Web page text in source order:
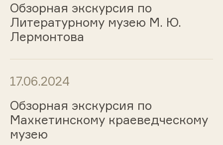
Обзорная экскурсия по
Литературному музею М. Ю.
Лермонтова
17.06.2024
Обзорная экскурсия по
Махкетинскому краеведческому
музею